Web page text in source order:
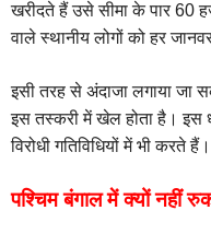
खरीदते हैं उसे सीमा के पार 60
वाले स्थानीय लोगों को हर
इसी तरह से अंदाजा लगाया जा
इस तस्करी में खेल होता है। इस
विरोधी गतिविधियों में भी करते हैं।
पश्चिम बंगाल में क्यों नहीं